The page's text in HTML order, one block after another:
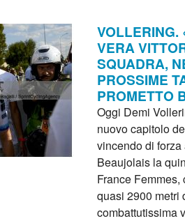
VOLLERING.
VERA
SQUADRA,
PROSSIME
PROMETTO
Oggi Demi
nuovo capitolo
vincendo di
Beaujolais la
France
quasi 2900 metri
combattutissima